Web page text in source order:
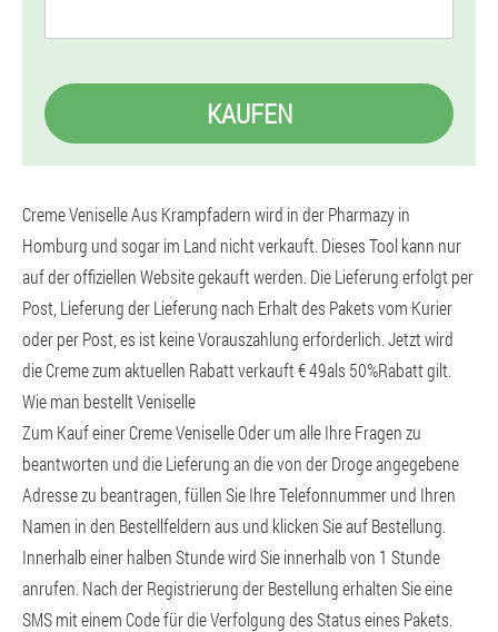
KAUFEN
Creme Veniselle Aus Krampfadern wird in der Pharmazy in
Homburg und sogar im Land nicht verkauft. Dieses Tool kann nur
auf der offiziellen Website gekauft werden. Die Lieferung erfolgt per
Post, Lieferung der Lieferung nach Erhalt des Pakets vom Kurier
oder per Post, es ist keine Vorauszahlung erforderlich. Jetzt wird
die Creme zum aktuellen Rabatt verkauft € 49als 50%Rabatt gilt.
Wie man bestellt Veniselle
Zum Kauf einer Creme Veniselle Oder um alle Ihre Fragen zu
beantworten und die Lieferung an die von der Droge angegebene
Adresse zu beantragen, füllen Sie Ihre Telefonnummer und Ihren
Namen in den Bestellfeldern aus und klicken Sie auf Bestellung.
Innerhalb einer halben Stunde wird Sie innerhalb von 1 Stunde
anrufen. Nach der Registrierung der Bestellung erhalten Sie eine
SMS mit einem Code für die Verfolgung des Status eines Pakets.